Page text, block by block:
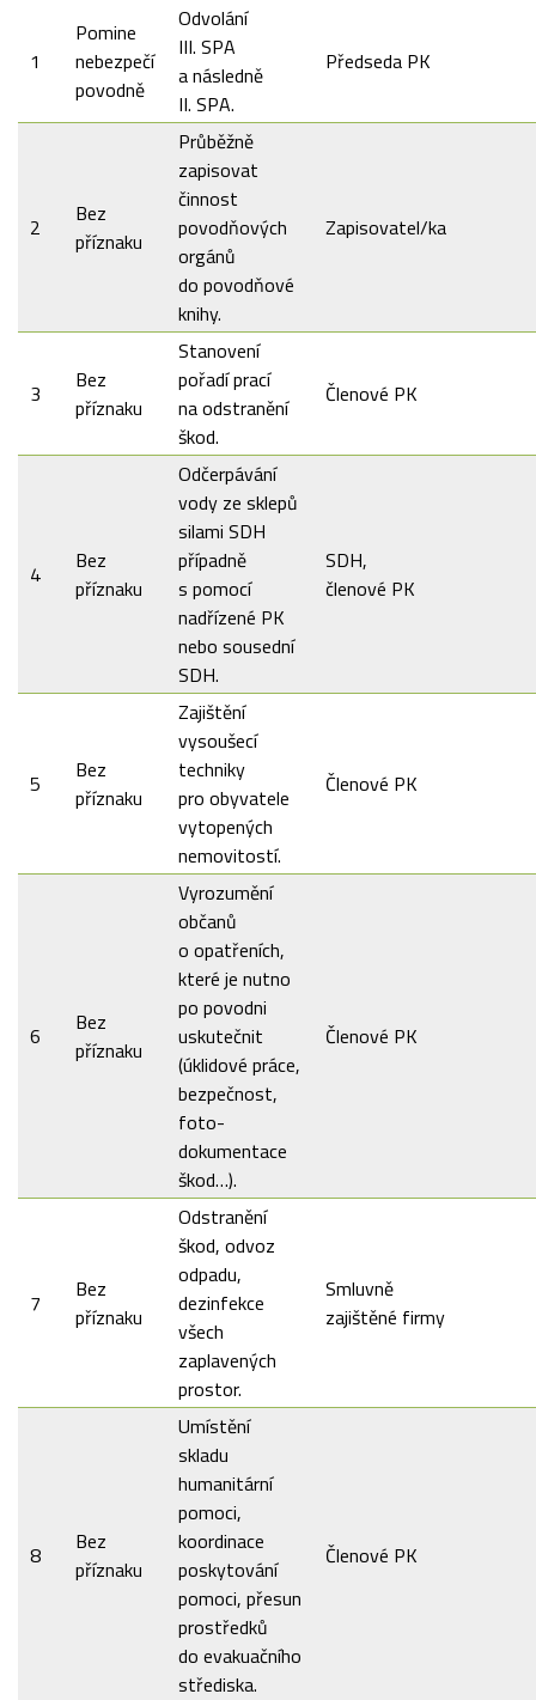
1
Pomine
nebezpečí
povodně
Odvolání
III. SPA
a následně
II. SPA.
Předseda PK
2
Bez
příznaku
Průběžně
zapisovat
činnost
povodňových
orgánů
do povodňové
knihy.
Zapisovatel/ka
3
Bez
příznaku
Stanovení
pořadí prací
na odstranění
škod.
Členové PK
4
Bez
příznaku
Odčerpávání
vody ze sklepů
silami SDH
případně
s pomocí
nadřízené PK
nebo sousední
SDH.
SDH,
členové PK
5
Bez
příznaku
Zajištění
vysoušecí
techniky
pro obyvatele
vytopených
nemovitostí.
Členové PK
6
Bez
příznaku
Vyrozumění
občanů
o opatřeních,
které je nutno
po povodni
uskutečnit
(úklidové práce,
bezpečnost,
foto-
dokumentace
škod…).
Členové PK
7
Bez
příznaku
Odstranění
škod, odvoz
odpadu,
dezinfekce
všech
zaplavených
prostor.
Smluvně
zajištěné firmy
8
Bez
příznaku
Umístění
skladu
humanitární
pomoci,
koordinace
poskytování
pomoci, přesun
prostředků
do evakuačního
střediska.
Členové PK